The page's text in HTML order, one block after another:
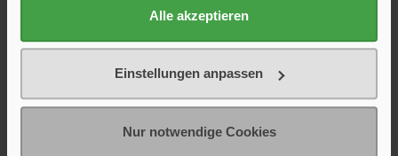
Alle akzeptieren
Einstellungen anpassen
Nur notwendige Cookies
Spannstab Bent
Fahrzeugadapter (XL).